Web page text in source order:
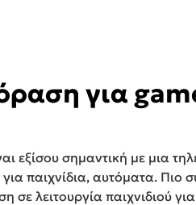
για
εξίσου σημαντική με μια
παιχνίδια, αυτόματα. Πιο
λειτουργία παιχνιδιού